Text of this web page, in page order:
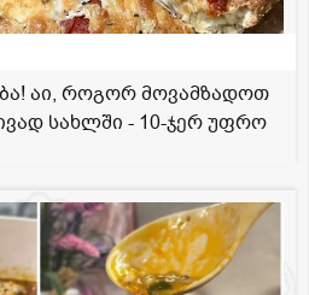
აი, როგორ მოვამზადოთ
სახლში - 10-ჯერ უფრო